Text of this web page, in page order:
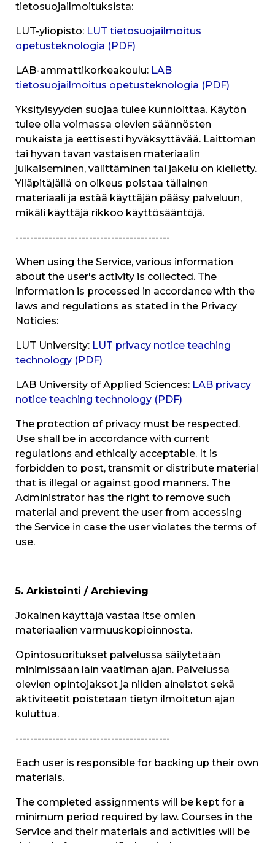
tietosuojailmoituksista:
LUT-yliopisto: LUT tietosuojailmoitus
opetusteknologia (PDF)
LAB-ammattikorkeakoulu: LAB
tietosuojailmoitus opetusteknologia (PDF)
Yksityisyyden suojaa tulee kunnioittaa. Käytön
tulee olla voimassa olevien säännösten
mukaista ja eettisesti hyväksyttävää. Laittoman
tai hyvän tavan vastaisen materiaalin
julkaiseminen, välittäminen tai jakelu on kielletty.
Ylläpitäjällä on oikeus poistaa tällainen
materiaali ja estää käyttäjän pääsy palveluun,
mikäli käyttäjä rikkoo käyttösääntöjä.
------------------------------------------
When using the Service, various information
about the user's activity is collected. The
information is processed in accordance with the
laws and regulations as stated in the Privacy
Noticies:
LUT University: LUT privacy notice teaching
technology (PDF)
LAB University of Applied Sciences: LAB privacy
notice teaching technology (PDF)
The protection of privacy must be respected.
Use shall be in accordance with current
regulations and ethically acceptable. It is
forbidden to post, transmit or distribute material
that is illegal or against good manners. The
Administrator has the right to remove such
material and prevent the user from accessing
the Service in case the user violates the terms of
use.
5. Arkistointi / Archieving
Jokainen käyttäjä vastaa itse omien
materiaalien varmuuskopioinnosta.
Opintosuoritukset palvelussa säilytetään
minimissään lain vaatiman ajan. Palvelussa
olevien opintojaksot ja niiden aineistot sekä
aktiviteetit poistetaan tietyn ilmoitetun ajan
kuluttua.
------------------------------------------
Each user is responsible for backing up their own
materials.
The completed assignments will be kept for a
minimum period required by law. Courses in the
Service and their materials and activities will be